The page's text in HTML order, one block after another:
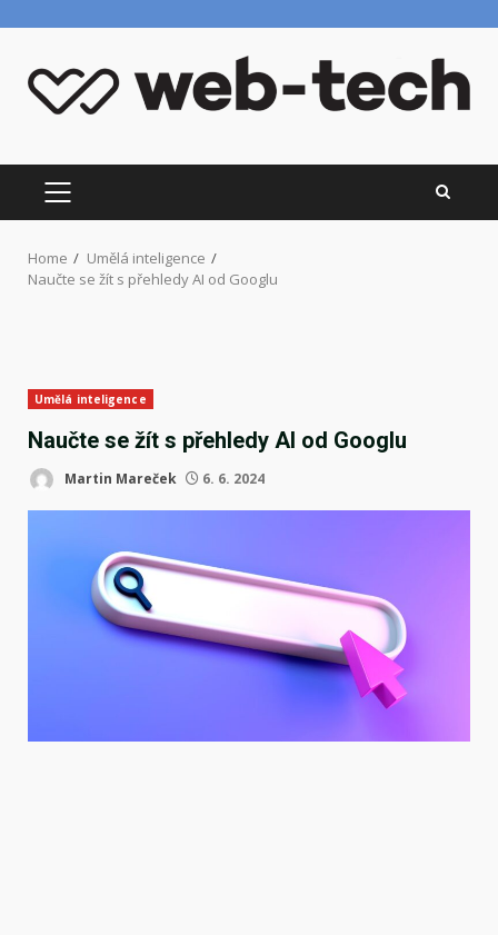
content
PRIMARY
MENU
Home
Umělá inteligence
Naučte se žít s přehledy AI od Googlu
Umělá inteligence
Naučte se žít s přehledy AI od Googlu
Martin Mareček 6. 6. 2024